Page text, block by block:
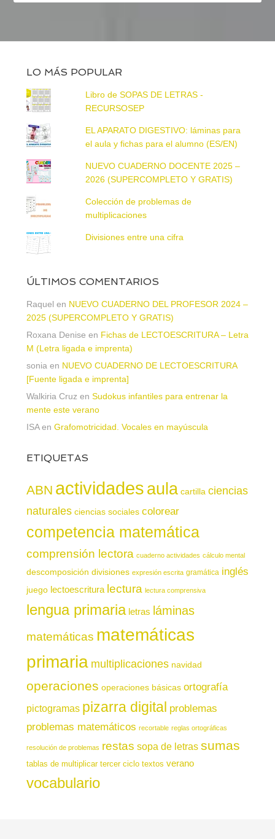
LO MÁS POPULAR
Libro de SOPAS DE LETRAS -
RECURSOSEP
EL APARATO DIGESTIVO: láminas para
el aula y fichas para el alumno (ES/EN)
NUEVO CUADERNO DOCENTE 2025 –
2026 (SUPERCOMPLETO Y GRATIS)
Colección de problemas de
multiplicaciones
Divisiones entre una cifra
ÚLTIMOS COMENTARIOS
Raquel en NUEVO CUADERNO DEL PROFESOR 2024 –
2025 (SUPERCOMPLETO Y GRATIS)
Roxana Denise en Fichas de LECTOESCRITURA – Letra
M (Letra ligada e imprenta)
sonia en NUEVO CUADERNO DE LECTOESCRITURA
[Fuente ligada e imprenta]
Walkiria Cruz en Sudokus infantiles para entrenar la
mente este verano
ISAen Grafomotricidad. Vocales en mayúscula
ETIQUETAS
ABN actividadesaula cartilla ciencias
naturales ciencias sociales colorear
competencia matemática
comprensión lectora cuaderno actividades cálculo mental
descomposición divisiones expresión escrita gramática inglés
juego lectoescritura lectura lectura comprensiva
lengua primaria letras láminas
matemáticas matemáticas
primaria multiplicaciones navidad
operaciones operaciones básicas ortografía
pictogramas pizarra digital problemas
problemas matemáticos recortable reglas ortográficas
resolución de problemas restas sopa de letras sumas
tablas de multiplicar tercer ciclo textos verano
vocabulario